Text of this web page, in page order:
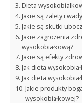
Dieta
Jakie są zalety i
Jakie są skutki
Jakie zagrożenia
wysokobiałkową?
Jakie są efekty
Jak dieta
Jak dieta
Jakie produkty
wysokobiałkowej?